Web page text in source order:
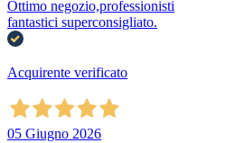
Ottimo negozio,professionisti
fantastici superconsigliato.
Acquirente verificato
05 Giugno 2026